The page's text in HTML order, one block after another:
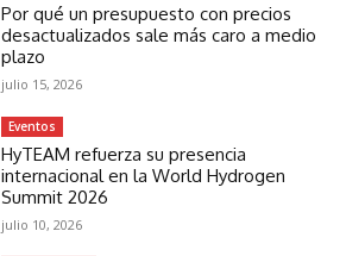
Por qué un presupuesto con precios
desactualizados sale más caro a medio
plazo
julio 15, 2026
Eventos
HyTEAM refuerza su presencia
internacional en la World Hydrogen
Summit 2026
julio 10, 2026